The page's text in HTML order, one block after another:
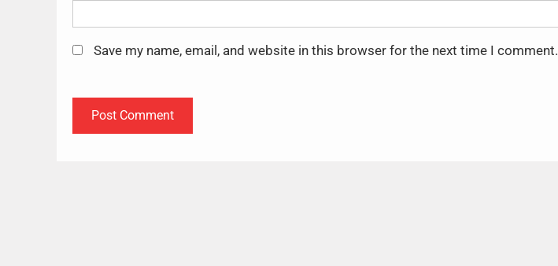
Save my name, email, and website in this browser for the next time I comment.